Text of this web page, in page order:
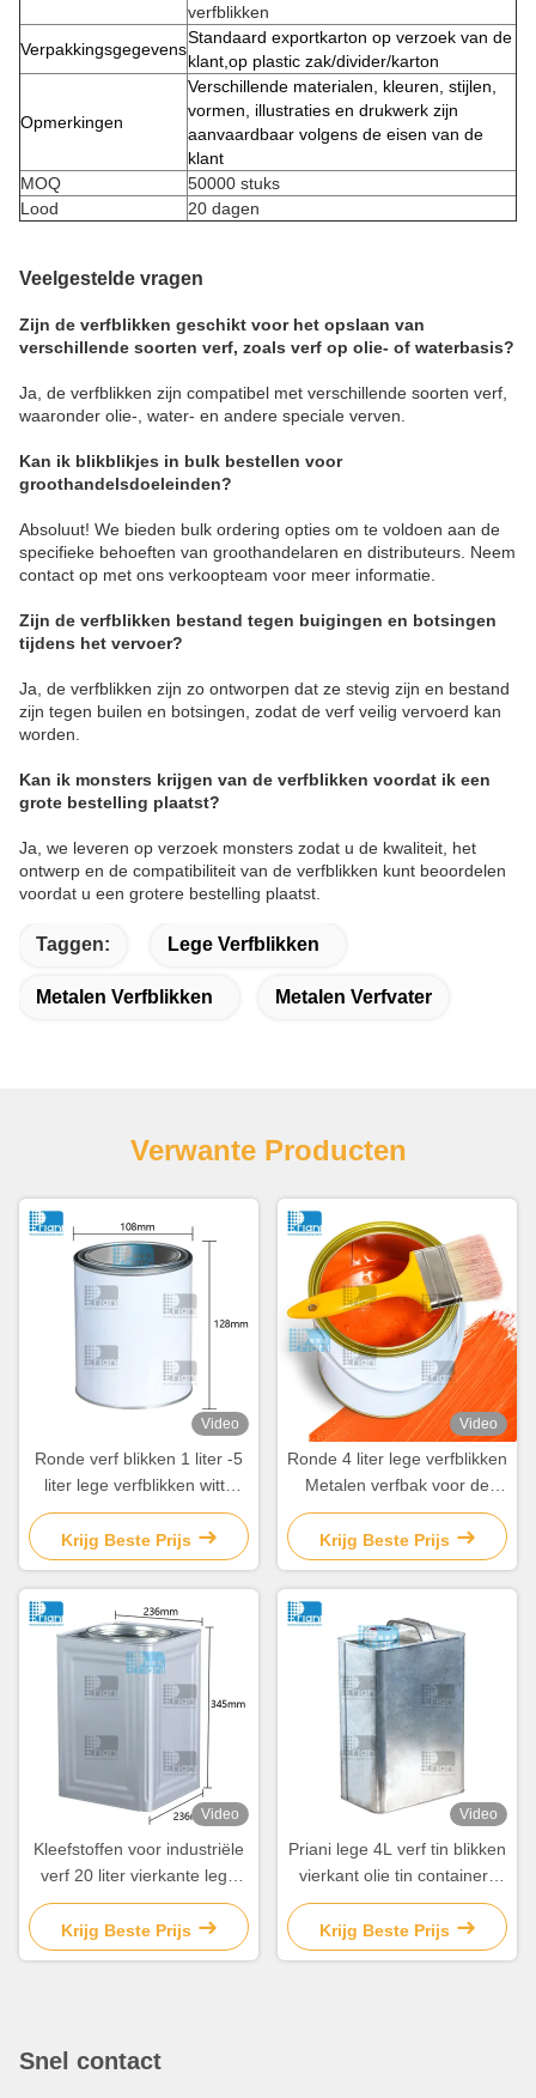
verfblikken
Verpakkingsgegevens
Standaard exportkarton op verzoek van de
klant,op plastic zak/divider/karton
Opmerkingen
Verschillende materialen, kleuren, stijlen,
vormen, illustraties en drukwerk zijn
aanvaardbaar volgens de eisen van de
klant
MOQ
50000 stuks
Lood
20 dagen
Veelgestelde vragen
Zijn de verfblikken geschikt voor het opslaan van
verschillende soorten verf, zoals verf op olie- of waterbasis?
Ja, de verfblikken zijn compatibel met verschillende soorten verf,
waaronder olie-, water- en andere speciale verven.
Kan ik blikblikjes in bulk bestellen voor
groothandelsdoeleinden?
Absoluut! We bieden bulk ordering opties om te voldoen aan de
specifieke behoeften van groothandelaren en distributeurs. Neem
contact op met ons verkoopteam voor meer informatie.
Zijn de verfblikken bestand tegen buigingen en botsingen
tijdens het vervoer?
Ja, de verfblikken zijn zo ontworpen dat ze stevig zijn en bestand
zijn tegen builen en botsingen, zodat de verf veilig vervoerd kan
worden.
Kan ik monsters krijgen van de verfblikken voordat ik een
grote bestelling plaatst?
Ja, we leveren op verzoek monsters zodat u de kwaliteit, het
ontwerp en de compatibiliteit van de verfblikken kunt beoordelen
voordat u een grotere bestelling plaatst.
Taggen: Lege Verfblikken
Metalen Verfblikken Metalen Verfvater
Verwante Producten
Video
Ronde verf blikken 1 liter -5
liter lege verfblikken witte
coating
Krijg Beste Prijs
Video
Ronde 4 liter lege verfblikken
Metalen verfbak voor de
industrie
Krijg Beste Prijs
Video
Kleefstoffen voor industriële
verf 20 liter vierkante lege
pint verfblikken
Krijg Beste Prijs
Video
Priani lege 4L verf tin blikken
vierkant olie tin containers
met deksel
Krijg Beste Prijs
Snel contact